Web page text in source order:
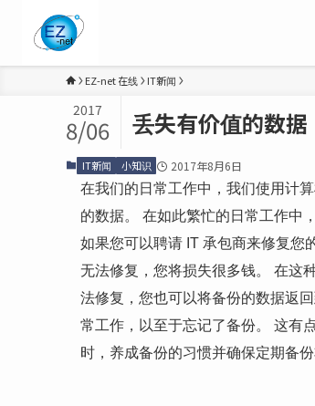
EZ-net 在线 IT新闻
丢失有价值的数
2017
8/06
IT新闻 小知识
2017年8月6日
在我们的日常工作中，我们使用计
的数据。 在如此繁忙的日常工作中
如果您可以聘请 IT 承包商来修复您
无法修复，您将损失很多钱。 在这
法修复，您也可以将备份的数据返
常工作，以至于忘记了备份。 这有
时，养成备份的习惯并确保定期备份